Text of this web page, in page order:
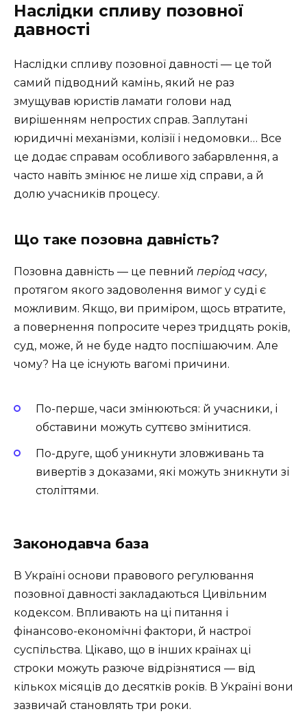
Наслідки спливу позовної
давності
Наслідки спливу позовної давності — це той
самий підводний камінь, який не раз
змущував юристів ламати голови над
вирішенням непростих справ. Заплутані
юридичні механізми, колізії і недомовки… Все
це додає справам особливого забарвлення, а
часто навіть змінює не лише хід справи, а й
долю учасників процесу.
Що таке позовна давність?
Позовна давність — це певний період часу,
протягом якого задоволення вимог у суді є
можливим. Якщо, ви приміром, щось втратите,
а повернення попросите через тридцять років,
суд, може, й не буде надто поспішаючим. Але
чому? На це існують вагомі причини.
По-перше, часи змінюються: й учасники, і
обставини можуть суттєво змінитися.
По-друге, щоб уникнути зловживань та
вивертів з доказами, які можуть зникнути зі
століттями.
Законодавча база
В Україні основи правового регулювання
позовної давності закладаються Цивільним
кодексом. Впливають на ці питання і
фінансово-економічні фактори, й настрої
суспільства. Цікаво, що в інших країнах ці
строки можуть разюче відрізнятися — від
кількох місяців до десятків років. В Україні вони
зазвичай становлять три роки.